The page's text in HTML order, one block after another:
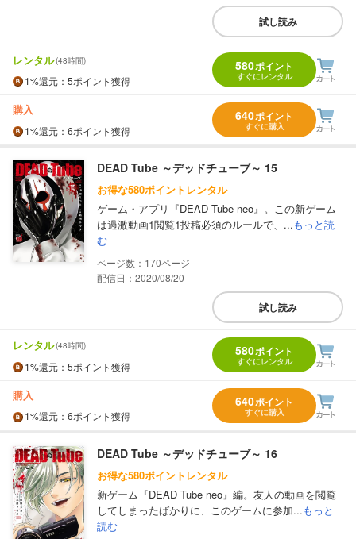
試し読み
レンタル(48時間)
1%還元 ：5ポイント獲得
580ポイント
すぐにレンタル
購入
1%還元 ：6ポイント獲得
640ポイント
すぐに購入
DEAD Tube ～デッドチューブ～ 15
お得な580ポイントレンタル
ゲーム・アプリ『DEAD Tube neo』。この新ゲーム
は過激動画1閲覧1投稿必須のルールで、...もっと読
む
170
配信日：2020/08/20
試し読み
レンタル(48時間)
1%還元 ：5ポイント獲得
580ポイント
すぐにレンタル
購入
1%還元 ：6ポイント獲得
640ポイント
すぐに購入
DEAD Tube ～デッドチューブ～ 16
お得な580ポイントレンタル
新ゲーム『DEAD Tube neo』編。友人の動画を閲覧
してしまったばかりに、このゲームに参加...もっと
読む